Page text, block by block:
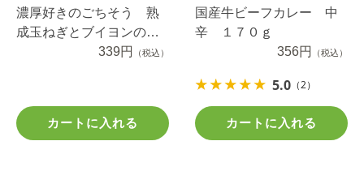
濃厚好きのごちそう 熟
成玉ねぎとブイヨンのロ
ーストオニオンカレー
339円 （税込）
カートに入れる
国産牛ビーフカレー 中
辛 １７０ｇ
356円
（税込）
5.0 （2）
カートに入れる